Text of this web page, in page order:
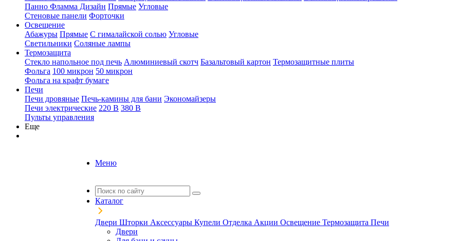
Панно Фламма Дизайн Прямые Угловые
Стеновые панели Форточки
Освещение
Абажуры Прямые С гималайской солью Угловые
Светильники Соляные лампы
Термозащита
Стекло напольное под печь Алюминиевый скотч Базальтовый картон Термозащитные плиты
Фольга 100 микрон 50 микрон
Фольга на крафт бумаге
Печи
Печи дровяные Печь-камины для бани Экономайзеры
Печи электрические 220 В 380 В
Пульты управления
Еще
Меню
Каталог
Двери Шторки Аксессуары Купели Отделка Акции Освещение Термозащита Печи
Двери